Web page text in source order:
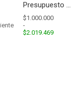
Presupuesto - Ingresos
$1.000.000
-
$2.019.469